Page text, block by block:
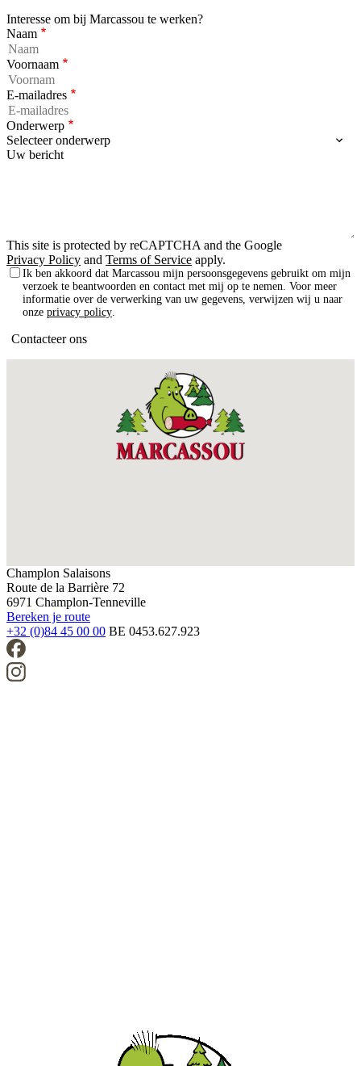
Interesse om bij Marcassou te werken?
Naam
Voornaam
E-mailadres
Onderwerp
Uw bericht
This site is protected by reCAPTCHA and the Google
Privacy Policy and Terms of Service apply.
Ik ben akkoord dat Marcassou mijn persoonsgegevens gebruikt om mijn
verzoek te beantwoorden en contact met mij op te nemen. Voor meer
informatie over de verwerking van uw gegevens, verwijzen wij u naar
onze privacy policy
Champlon Salaisons
Route de la Barrière 72
6971 Champlon-Tenneville
Bereken je route
+32 (0)84 45 00 00 BE 0453.627.923